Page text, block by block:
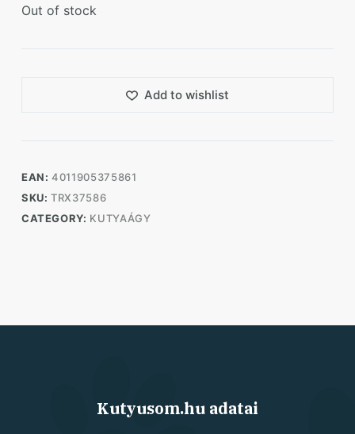
Out of stock
Add to wishlist
EAN:4011905375861
SKU:TRX37586
CATEGORY: KUTYAÁGY
Kutyusom.hu adatai